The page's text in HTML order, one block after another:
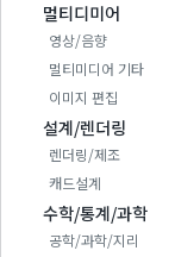
멀티디미어
영상/음향
멀티미디어 기타
이미지 편집
설계/렌더링
렌더링/제조
캐드설계
수학/통계/과학
공학/과학/지리